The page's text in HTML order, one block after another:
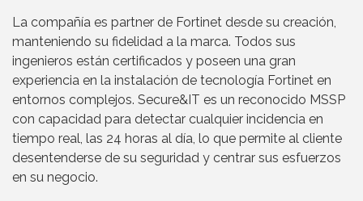
La compañía es partner de Fortinet desde su creación,
manteniendo su fidelidad a la marca. Todos sus
ingenieros están certificados y poseen una gran
experiencia en la instalación de tecnología Fortinet en
entornos complejos. Secure&IT es un reconocido MSSP
con capacidad para detectar cualquier incidencia en
tiempo real, las 24 horas al día, lo que permite al cliente
desentenderse de su seguridad y centrar sus esfuerzos
en su negocio.